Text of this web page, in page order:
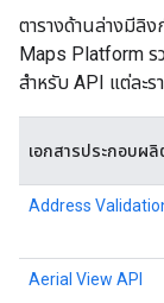
ตารางด้านล่างมีลิ
Maps Platform
สำหรับ API แต่ละร
เอกสารประกอบผ
Address
Aerial View API